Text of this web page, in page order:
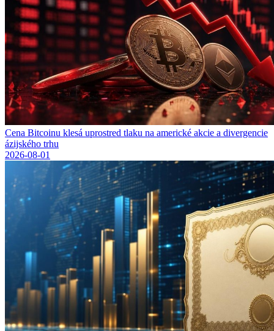
Cena Bitcoinu klesá uprostred tlaku na americké akcie a divergencie
ázijského trhu
2026-08-01